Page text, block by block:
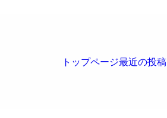
トップページ最近の投稿